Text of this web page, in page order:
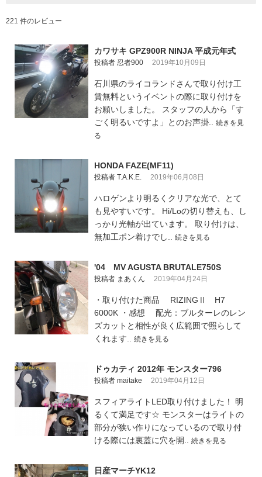
221 件のレビュー
カワサキ GPZ900R NINJA 平成元年式
投稿者 忍者900 2019年10月09日
石川県のライコランドさんで取り付け工
賃無料というイベントの際に取り付けを
お願いしました。 スタッフの人から「す
ごく明るいですよ」とのお声掛.. 続きを見
る
HONDA FAZE(MF11)
投稿者 T.A.K.E. 2019年06月08日
ハロゲンより明るくクリアな光で、とて
も見やすいです。 Hi/Loの切り替えも、し
っかり光軸が出ています。 取り付けは、
無加工ポン着けでし.. 続きを見る
'04 MV AGUSTA BRUTALE750S
投稿者 まあくん 2019年04月24日
・取り付けた商品 RIZINGⅡ H7
6000K ・感想 配光：ブルターレのレン
ズカットと相性が良く広範囲で照らして
くれます.. 続きを見る
ドゥカティ 2012年 モンスター796
投稿者 maitake 2019年04月12日
スフィアライトLED取り付けました！ 明
るくて満足です☆ モンスターはライトの
部分が狭い作りになっているので取り付
ける際には裏蓋に穴を開.. 続きを見る
日産マーチYK12